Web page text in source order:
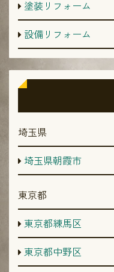
塗装リフォーム
設備リフォーム
埼玉県
埼玉県朝霞市
東京都
東京都練馬区
東京都中野区